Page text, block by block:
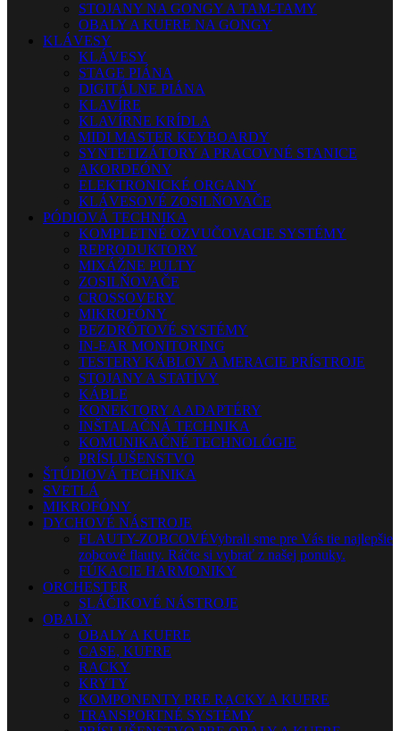
STOJANY NA GONGY A TAM-TAMY
OBALY A KUFRE NA GONGY
KLÁVESY
KLÁVESY
STAGE PIÁNA
DIGITÁLNE PIÁNA
KLAVÍRE
KLAVÍRNE KRÍDLA
MIDI MASTER KEYBOARDY
SYNTETIZÁTORY A PRACOVNÉ STANICE
AKORDEÓNY
ELEKTRONICKÉ ORGANY
KLÁVESOVÉ ZOSILŇOVAČE
PÓDIOVÁ TECHNIKA
KOMPLETNÉ OZVUČOVACIE SYSTÉMY
REPRODUKTORY
MIXÁŽNE PULTY
ZOSILŇOVAČE
CROSSOVERY
MIKROFÓNY
BEZDRÔTOVÉ SYSTÉMY
IN-EAR MONITORING
TESTERY KÁBLOV A MERACIE PRÍSTROJE
STOJANY A STATÍVY
KÁBLE
KONEKTORY A ADAPTÉRY
INŠTALAČNÁ TECHNIKA
KOMUNIKAČNÉ TECHNOLÓGIE
PRÍSLUŠENSTVO
ŠTÚDIOVÁ TECHNIKA
SVETLÁ
MIKROFÓNY
DYCHOVÉ NÁSTROJE
FLAUTY-ZOBCOVÉVybrali sme pre Vás tie najlepšie
zobcové flauty. Ráčte si vybrať z našej ponuky.
FÚKACIE HARMONIKY
ORCHESTER
SLÁČIKOVÉ NÁSTROJE
OBALY
OBALY A KUFRE
CASE, KUFRE
RACKY
KRYTY
KOMPONENTY PRE RACKY A KUFRE
TRANSPORTNÉ SYSTÉMY